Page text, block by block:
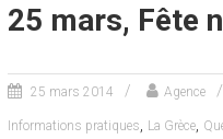
25 mars, Fête
25 mars 2014 Agence
Informations pratiques, La Grèce,